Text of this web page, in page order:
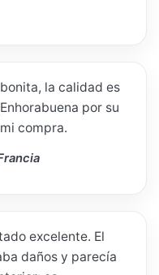
la calidad es
por su
compra.
excelente. El
daños y parecía